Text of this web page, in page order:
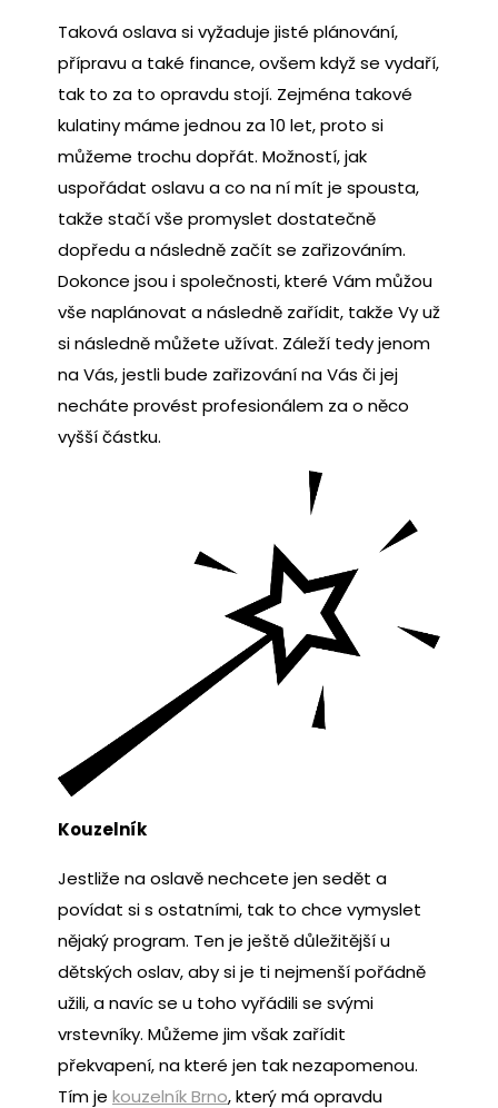
Taková oslava si vyžaduje jisté plánování,
přípravu a také finance, ovšem když se vydaří,
tak to za to opravdu stojí. Zejména takové
kulatiny máme jednou za 10 let, proto si
můžeme trochu dopřát. Možností, jak
uspořádat oslavu a co na ní mít je spousta,
takže stačí vše promyslet dostatečně
dopředu a následně začít se zařizováním.
Dokonce jsou i společnosti, které Vám můžou
vše naplánovat a následně zařídit, takže Vy už
si následně můžete užívat. Záleží tedy jenom
na Vás, jestli bude zařizování na Vás či jej
necháte provést profesionálem za o něco
vyšší částku.
Kouzelník
Jestliže na oslavě nechcete jen sedět a
povídat si s ostatními, tak to chce vymyslet
nějaký program. Ten je ještě důležitější u
dětských oslav, aby si je ti nejmenší pořádně
užili, a navíc se u toho vyřádili se svými
vrstevníky. Můžeme jim však zařídit
překvapení, na které jen tak nezapomenou.
Tím je kouzelník Brno, který má opravdu